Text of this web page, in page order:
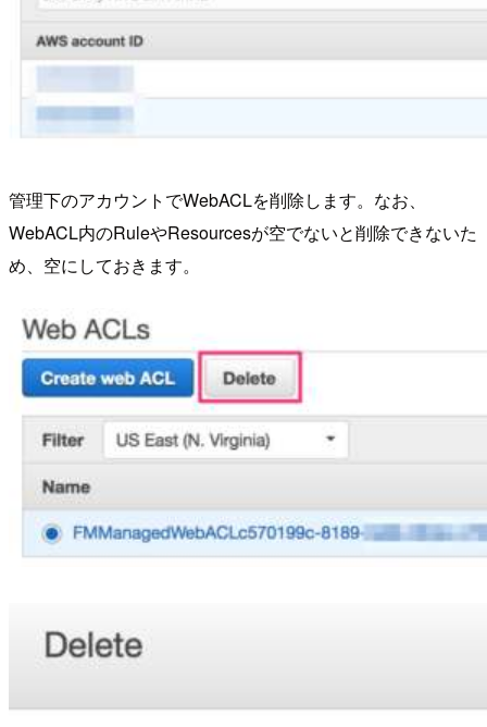
管理下のアカウントでWebACLを削除します。なお、
WebACL内のRuleやResourcesが空でないと削除できないた
め、空にしておきます。